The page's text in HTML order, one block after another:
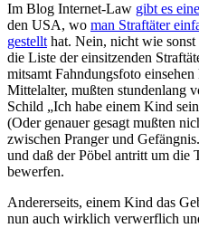
Im Blog Internet-Law gibt es
den USA, wo man Straftäter
gestellthat. Nein, nicht wie sonst
die Liste der einsitzenden
mitsamt Fahndungsfoto
Mittelalter, mußten stundenlang
Schild „Ich habe einem Kind
(Oder genauer gesagt mußten
zwischen Pranger und
und daß der Pöbel antritt um die
bewerfen.
Andererseits, einem Kind das
nun auch wirklich verwerflich